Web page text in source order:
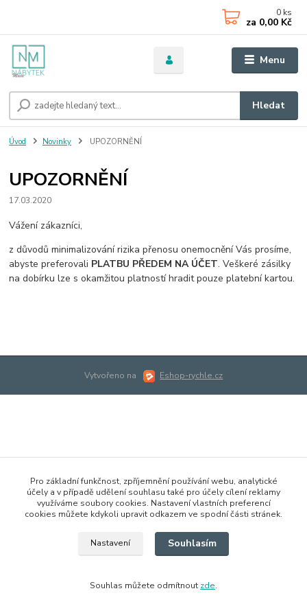
Menu
Hledat
0 ks
za 0,00 Kč
Úvod Novinky UPOZORNĚNÍ
UPOZORNĚNÍ
17.03.2020
Vážení zákazníci,
z důvodů minimalizování rizika přenosu onemocnění Vás prosíme,
abyste preferovali PLATBU PŘEDEM NA ÚČET. Veškeré zásilky
na dobírku lze s okamžitou platností hradit pouze platební kartou.
Vytvořeno na Eshop-rychle.cz
Pro základní funkčnost, zpříjemnění používání webu, analytické
účely a v případě udělení souhlasu také pro účely cílení reklamy
využíváme soubory cookies. Nastavení vlastních preferencí
cookies můžete kdykoli upravit odkazem ve spodní části stránek.
Nastavení Souhlasím
Souhlas můžete odmítnout zde.